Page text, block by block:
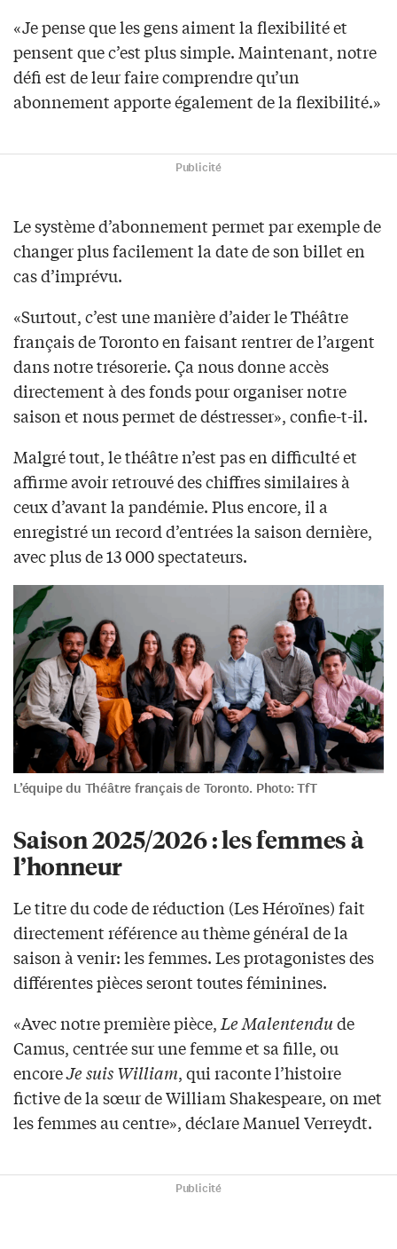
«Je pense que les gens aiment la flexibilité et
pensent que c’est plus simple. Maintenant, notre
défi est de leur faire comprendre qu’un
abonnement apporte également de la flexibilité.»
Publicité
Le système d’abonnement permet par exemple de
changer plus facilement la date de son billet en
cas d’imprévu.
«Surtout, c’est une manière d’aider le Théâtre
français de Toronto en faisant rentrer de l’argent
dans notre trésorerie. Ça nous donne accès
directement à des fonds pour organiser notre
saison et nous permet de déstresser», confie-t-il.
Malgré tout, le théâtre n’est pas en difficulté et
affirme avoir retrouvé des chiffres similaires à
ceux d’avant la pandémie. Plus encore, il a
enregistré un record d’entrées la saison dernière,
avec plus de 13 000 spectateurs.
L’équipe du Théâtre français de Toronto. Photo: TfT
Saison 2025/2026 : les femmes à
l’honneur
Le titre du code de réduction (Les Héroïnes) fait
directement référence au thème général de la
saison à venir: les femmes. Les protagonistes des
différentes pièces seront toutes féminines.
«Avec notre première pièce,Le Malentendude
Camus, centrée sur une femme et sa fille, ou
encoreJe suis William, qui raconte l’histoire
fictive de la sœur de William Shakespeare, on met
les femmes au centre», déclare Manuel Verreydt.
Publicité